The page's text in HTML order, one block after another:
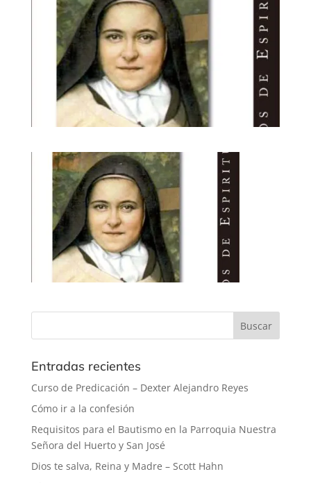
Entradas recientes
Curso de Predicación – Dexter Alejandro Reyes
Cómo ir a la confesión
Requisitos para el Bautismo en la Parroquia Nuestra
Señora del Huerto y San José
Dios te salva, Reina y Madre – Scott Hahn